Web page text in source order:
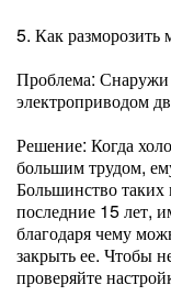
5. Как разморозить
Проблема: Снаружи
электроприводом
Решение: Когда
большим трудом,
Большинство таких
последние 15 лет,
благодаря чему
закрыть ее. Чтобы
проверяйте